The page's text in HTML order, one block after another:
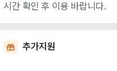
시간 확인 후 이용 바랍니다.
추가지원